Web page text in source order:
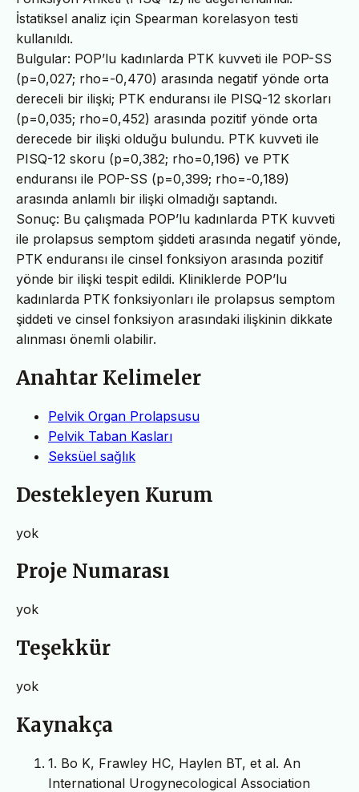
İstatiksel analiz için Spearman korelasyon testi
kullanıldı.
Bulgular: POP’lu kadınlarda PTK kuvveti ile POP-SS
(p=0,027; rho=-0,470) arasında negatif yönde orta
dereceli bir ilişki; PTK enduransı ile PISQ-12 skorları
(p=0,035; rho=0,452) arasında pozitif yönde orta
derecede bir ilişki olduğu bulundu. PTK kuvveti ile
PISQ-12 skoru (p=0,382; rho=0,196) ve PTK
enduransı ile POP-SS (p=0,399; rho=-0,189)
arasında anlamlı bir ilişki olmadığı saptandı.
Sonuç: Bu çalışmada POP’lu kadınlarda PTK kuvveti
ile prolapsus semptom şiddeti arasında negatif yönde,
PTK enduransı ile cinsel fonksiyon arasında pozitif
yönde bir ilişki tespit edildi. Kliniklerde POP’lu
kadınlarda PTK fonksiyonları ile prolapsus semptom
şiddeti ve cinsel fonksiyon arasındaki ilişkinin dikkate
alınması önemli olabilir.
Anahtar Kelimeler
Pelvik Organ Prolapsusu
Pelvik Taban Kasları
Seksüel sağlık
Destekleyen Kurum
yok
Proje Numarası
yok
Teşekkür
yok
Kaynakça
1. Bo K, Frawley HC, Haylen BT, et al. An
International Urogynecological Association